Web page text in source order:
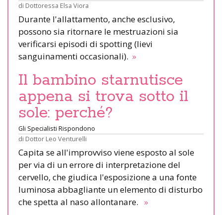
di Dottoressa Elsa Viora
Durante l'allattamento, anche esclusivo,
possono sia ritornare le mestruazioni sia
verificarsi episodi di spotting (lievi
sanguinamenti occasionali). »
Il bambino starnutisce
appena si trova sotto il
sole: perché?
Gli Specialisti Rispondono
di Dottor Leo Venturelli
Capita se all'improvviso viene esposto al sole
per via di un errore di interpretazione del
cervello, che giudica l'esposizione a una fonte
luminosa abbagliante un elemento di disturbo
che spetta al naso allontanare. »